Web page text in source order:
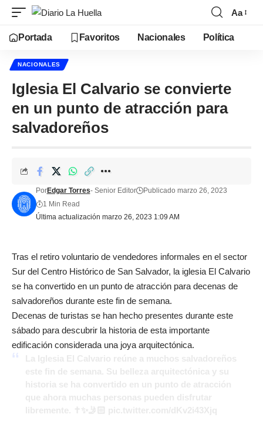
Aa
Portada Favoritos Nacionales Política
NACIONALES
Iglesia El Calvario se convierte
en un punto de atracción para
salvadoreños
Última actualización marzo 26, 2023 1:09 AM
PorEdgar Torres- Senior Editor
Publicado marzo 26, 2023
1 Min Read
Tras el retiro voluntario de vendedores informales en el sector
Sur del Centro Histórico de San Salvador, la iglesia El Calvario
se ha convertido en un punto de atracción para decenas de
salvadoreños durante este fin de semana.
Decenas de turistas se han hecho presentes durante este
sábado para descubrir la historia de esta importante
edificación considerada una joya arquitectónica.